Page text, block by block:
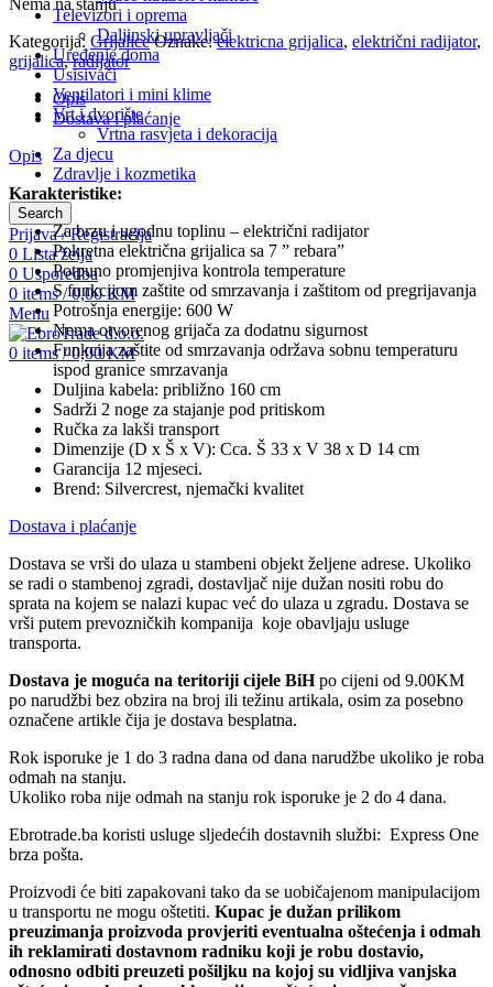
Televizori i oprema
Daljinski upravljači
Uređenje doma
Usisivači
Ventilatori i mini klime
Vrt i dvorište
Vrtna rasvjeta i dekoracija
Za djecu
Zdravlje i kozmetika
Search
Prijava / Registracija
0 Lista želja
0 Usporedba
0 items / 0,00KM
Menu
0 items / 0,00KM
Nema na stanju
Kategorija: Grijalice Oznake: elektricna grijalica, električni radijator,
grijalica,radijator
Opis
Dostava i plaćanje
Opis
Karakteristike:
Za brzu i ugodnu toplinu – električni radijator
Pokretna električna grijalica sa 7 ” rebara”
Potpuno promjenjiva kontrola temperature
S funkcijom zaštite od smrzavanja i zaštitom od pregrijavanja
Potrošnja energije: 600 W
Nema otvorenog grijača za dodatnu sigurnost
Funkcija zaštite od smrzavanja održava sobnu temperaturu
ispod granice smrzavanja
Duljina kabela: približno 160 cm
Sadrži 2 noge za stajanje pod pritiskom
Ručka za lakši transport
Dimenzije (D x Š x V): Cca. Š 33 x V 38 x D 14 cm
Garancija 12 mjeseci.
Brend: Silvercrest, njemački kvalitet
Dostava i plaćanje
Dostava se vrši do ulaza u stambeni objekt željene adrese. Ukoliko
se radi o stambenoj zgradi, dostavljač nije dužan nositi robu do
sprata na kojem se nalazi kupac već do ulaza u zgradu. Dostava se
vrši putem prevozničkih kompanija koje obavljaju usluge
transporta.
Dostava je moguća na teritoriji cijele BiHpo cijeni od 9.00KM
po narudžbi bez obzira na broj ili težinu artikala, osim za posebno
označene artikle čija je dostava besplatna.
Rok isporuke je 1 do 3 radna dana od dana narudžbe ukoliko je roba
odmah na stanju.
Ukoliko roba nije odmah na stanju rok isporuke je 2 do 4 dana.
Ebrotrade.ba koristi usluge sljedećih dostavnih službi: Express One
brza pošta.
Proizvodi će biti zapakovani tako da se uobičajenom manipulacijom
u transportu ne mogu oštetiti. Kupac je dužan prilikom
preuzimanja proizvoda provjeriti eventualna oštećenja i odmah
ih reklamirati dostavnom radniku koji je robu dostavio,
odnosno odbiti preuzeti pošiljku na kojoj su vidljiva vanjska